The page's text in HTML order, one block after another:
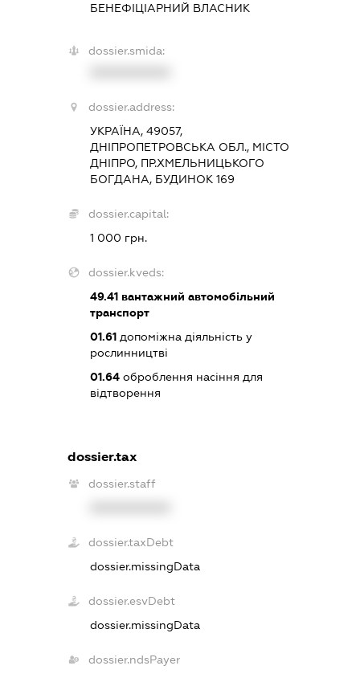
БЕНЕФІЦІАРНИЙ ВЛАСНИК
dossier.smida:
dossier.address:
УКРАЇНА, 49057,
ДНІПРОПЕТРОВСЬКА ОБЛ., МІСТО
ДНІПРО, ПР.ХМЕЛЬНИЦЬКОГО
БОГДАНА, БУДИНОК 169
dossier.capital:
1 000 грн.
dossier.kveds:
49.41вантажний автомобільний
транспорт
01.61допоміжна діяльність у
рослинництві
01.64оброблення насіння для
відтворення
dossier.tax
dossier.staff
dossier.taxDebt
dossier.missingData
dossier.esvDebt
dossier.missingData
dossier.ndsPayer